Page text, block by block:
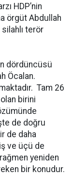
HDP’nin
örgüt Abdullah
silahlı terör
dördüncüsü
Öcalan.
Tam 26
birini
de doğru
de daha
ve üçü de
yeniden
bir konudur.